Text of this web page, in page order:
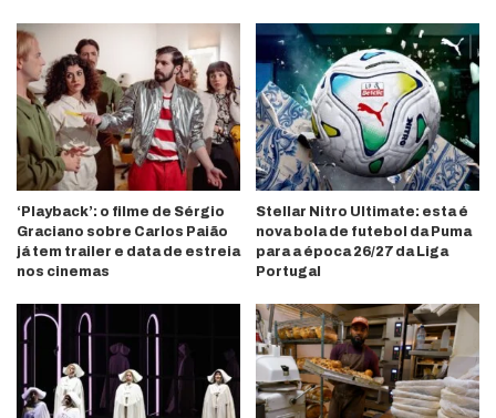
‘Playback’: o filme de Sérgio
Graciano sobre Carlos Paião
já tem trailer e data de estreia
nos cinemas
Stellar Nitro Ultimate: esta é
nova bola de futebol da Puma
para a época 26/27 da Liga
Portugal